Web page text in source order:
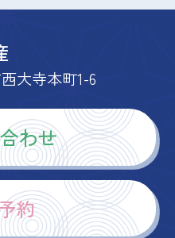
大寺本町1-6
わせ
約